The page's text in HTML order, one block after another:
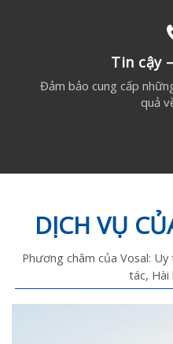
Tin cậy
Đảm bảo cung cấp
quả
DỊCH VỤ
Phương châm của Vosal:
tác, Hài